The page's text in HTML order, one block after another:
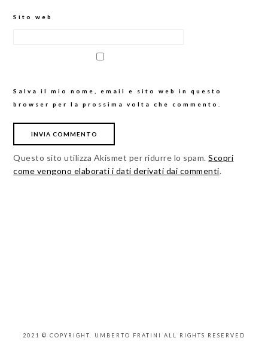
Sito web
Salva il mio nome, email e sito web in questo
browser per la prossima volta che commento.
Questo sito utilizza Akismet per ridurre lo spam.Scopri
come vengono elaborati i dati derivati dai commenti.
2021 © COPYRIGHT. UMBERTO FRATINI ALL RIGHTS RESERVED